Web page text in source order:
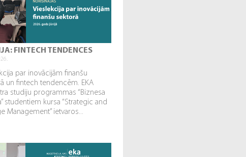
FINTECH TENDENCES
par inovācijām finanšu
un fintech tendencēm. EKA
studiju programmas “Biznesa
studentiem kursa “Strategic and
Management” ietvaros...